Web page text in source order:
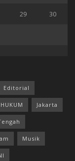
29 30
Editorial
HUKUM Jakarta
Musik